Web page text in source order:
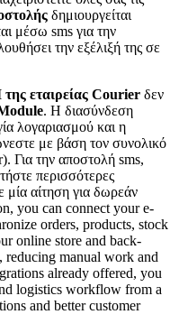
δημιουργείται
μέσω sms για την
την εξέλιξή της σε
εταιρείας Courier δεν
. H διασύνδεση
λογαριασμού και η
με βάση τον συνολικό
Για την αποστολή sms,
περισσότερες
μία αίτηση για δωρεάν
you can connect your e-
orders, products, stock
online store and back-
reducing manual work and
already offered, you
logistics workflow from a
and better customer